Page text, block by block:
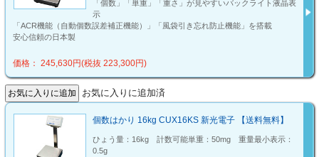
「個数」「単重」「重さ」が見やすいバックライト液晶表
示
「ACR機能（自動個数誤差補正機能）」「風袋引き忘れ防止機能」を搭載
安心信頼の日本製
価格： 245,630円(税抜 223,300円)
お気に入りに追加済
個数はかり 16kg CUX16KS 新光電子 【送料無料】
ひょう量：16kg 計数可能単重：50mg 重量最小表示：
0.5g